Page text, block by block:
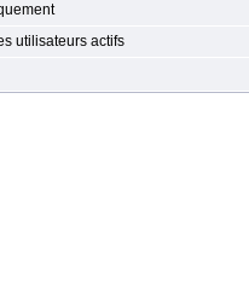
utilisateurs actifs